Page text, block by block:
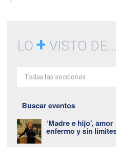
LO + VISTO DE...
Todas las secciones
Buscar eventos
‘Madre e hijo’, amor
enfermo y sin